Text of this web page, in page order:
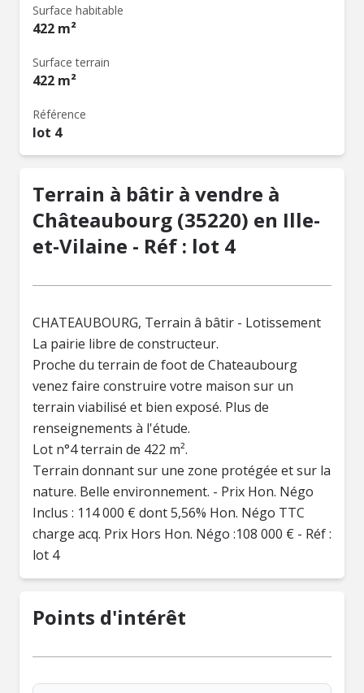
Surface habitable
422 m²
Surface terrain
422 m²
Référence
lot 4
Terrain à bâtir à vendre à
Châteaubourg (35220) en Ille-
et-Vilaine - Réf : lot 4
CHATEAUBOURG, Terrain â bâtir - Lotissement
La pairie libre de constructeur.
Proche du terrain de foot de Chateaubourg
venez faire construire votre maison sur un
terrain viabilisé et bien exposé. Plus de
renseignements à l'étude.
Lot n°4 terrain de 422 m².
Terrain donnant sur une zone protégée et sur la
nature. Belle environnement. - Prix Hon. Négo
Inclus : 114 000 € dont 5,56% Hon. Négo TTC
charge acq. Prix Hors Hon. Négo :108 000 € - Réf :
lot 4
Points d'intérêt